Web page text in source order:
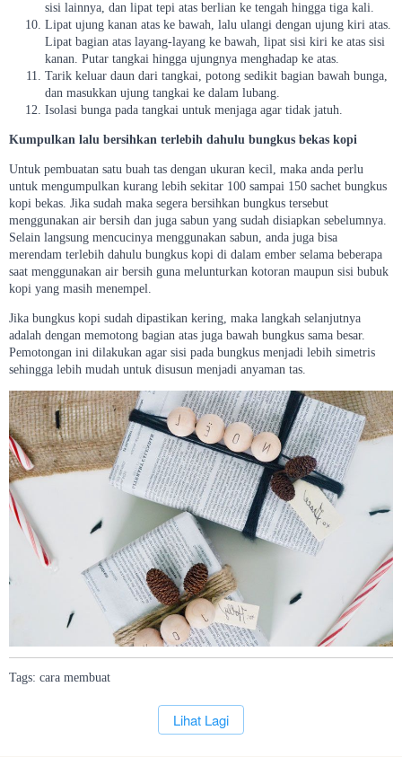
sisi lainnya, dan lipat tepi atas berlian ke tengah hingga tiga kali.
Lipat ujung kanan atas ke bawah, lalu ulangi dengan ujung kiri atas.
Lipat bagian atas layang-layang ke bawah, lipat sisi kiri ke atas sisi
kanan. Putar tangkai hingga ujungnya menghadap ke atas.
Tarik keluar daun dari tangkai, potong sedikit bagian bawah bunga,
dan masukkan ujung tangkai ke dalam lubang.
Isolasi bunga pada tangkai untuk menjaga agar tidak jatuh.
Kumpulkan lalu bersihkan terlebih dahulu bungkus bekas kopi
Untuk pembuatan satu buah tas dengan ukuran kecil, maka anda perlu
untuk mengumpulkan kurang lebih sekitar 100 sampai 150 sachet bungkus
kopi bekas. Jika sudah maka segera bersihkan bungkus tersebut
menggunakan air bersih dan juga sabun yang sudah disiapkan sebelumnya.
Selain langsung mencucinya menggunakan sabun, anda juga bisa
merendam terlebih dahulu bungkus kopi di dalam ember selama beberapa
saat menggunakan air bersih guna melunturkan kotoran maupun sisi bubuk
kopi yang masih menempel.
Jika bungkus kopi sudah dipastikan kering, maka langkah selanjutnya
adalah dengan memotong bagian atas juga bawah bungkus sama besar.
Pemotongan ini dilakukan agar sisi pada bungkus menjadi lebih simetris
sehingga lebih mudah untuk disusun menjadi anyaman tas.
Tags: cara membuat
`Lihat Lagi